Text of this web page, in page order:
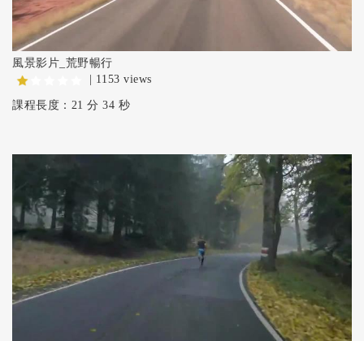
風景影片_荒野暢行
| 1153 views
課程長度：21 分 34 秒